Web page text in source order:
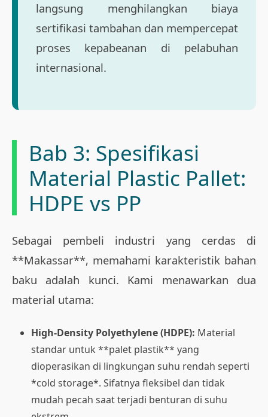
langsung menghilangkan biaya
sertifikasi tambahan dan mempercepat
proses kepabeanan di pelabuhan
internasional.
Bab 3: Spesifikasi
Material Plastic Pallet:
HDPE vs PP
Sebagai pembeli industri yang cerdas di
**Makassar**, memahami karakteristik bahan
baku adalah kunci. Kami menawarkan dua
material utama:
High-Density Polyethylene (HDPE): Material
standar untuk **palet plastik** yang
dioperasikan di lingkungan suhu rendah seperti
*cold storage*. Sifatnya fleksibel dan tidak
mudah pecah saat terjadi benturan di suhu